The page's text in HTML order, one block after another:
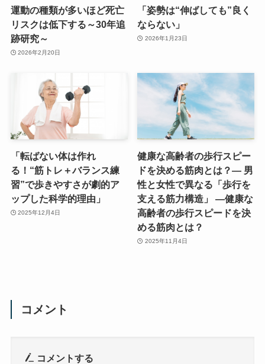
運動の種類が多いほど死亡
リスクは低下する～30年追
跡研究～
2026年2月20日
「姿勢は“伸ばしても”良く
ならない」
2026年1月23日
「転ばない体は作れ
る！“筋トレ＋バランス練
習”で歩きやすさが劇的ア
ップした科学的理由」
2025年12月4日
健康な高齢者の歩行スピー
ドを決める筋肉とは？― 男
性と女性で異なる「歩行を
支える筋力構造」 ―健康な
高齢者の歩行スピードを決
める筋肉とは？
2025年11月4日
コメント
コメントする